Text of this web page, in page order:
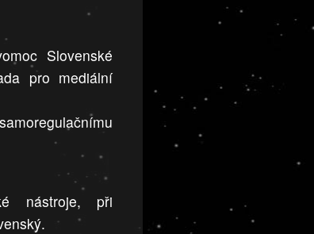
Slovenské
pro mediální
nástroje, při